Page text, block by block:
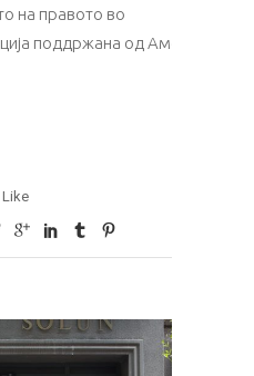
на правото во
поддржана од Амбасадата
Like